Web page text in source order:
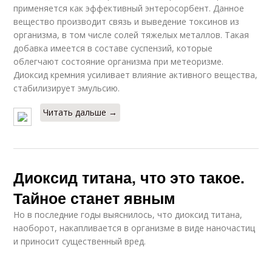
применяется как эффективный энтеросорбент. Данное
вещество производит связь и выведение токсинов из
организма, в том числе солей тяжелых металлов. Такая
добавка имеется в составе суспензий, которые
облегчают состояние организма при метеоризме.
Диоксид кремния усиливает влияние активного вещества,
стабилизирует эмульсию.
Читать дальше →
Диоксид титана, что это такое.
Тайное станет явным
Но в последние годы выяснилось, что диоксид титана,
наоборот, накапливается в организме в виде наночастиц
и приносит существенный вред.